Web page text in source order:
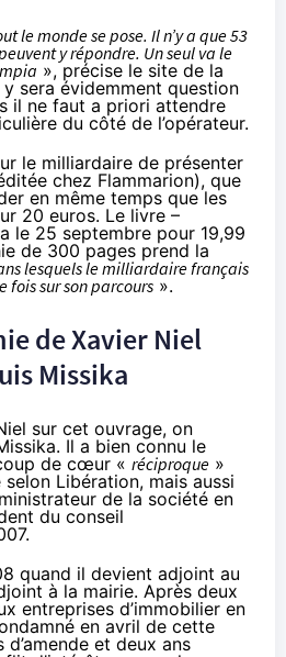
le monde se pose. Il n’y a que 53
y répondre. Un seul va le
», précise le site de la
sera évidemment question
il ne faut a priori attendre
du côté de l’opérateur.
le milliardaire de présenter
chez Flammarion), que
en même temps que les
20 euros. Le livre –
le 25 septembre pour 19,99
de 300 pages prend la
lesquels le milliardaire français
fois sur son parcours ».
de Xavier Niel
Missika
sur cet ouvrage, on
Il a bien connu le
de cœur « réciproque »
selon Libération, mais aussi
de la société en
du conseil
quand il devient adjoint au
à la mairie. Après deux
entreprises d’immobilier en
en avril de cette
et deux ans